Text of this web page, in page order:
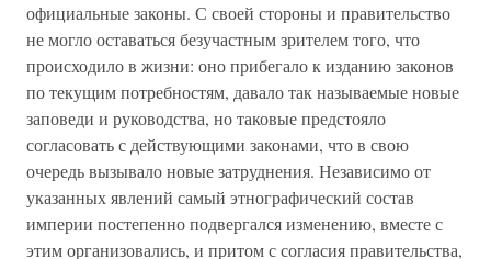
официальные законы. С своей стороны и правительство
не могло оставаться безучастным зрителем того, что
происходило в жизни: оно прибегало к изданию законов
по текущим потребностям, давало так называемые новые
заповеди и руководства, но таковые предстояло
согласовать с действующими законами, что в свою
очередь вызывало новые затруднения. Независимо от
указанных явлений самый этнографический состав
империи постепенно подвергался изменению, вместе с
этим организовались, и притом с согласия правительства,